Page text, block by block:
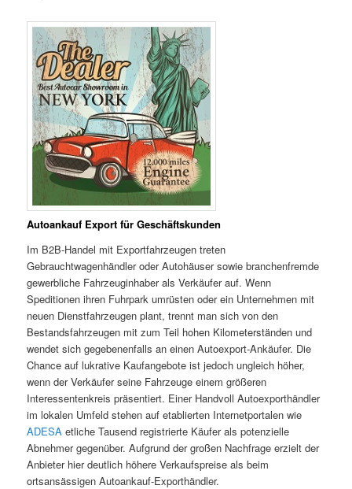
Autoankauf Export für Geschäftskunden
Im B2B-Handel mit Exportfahrzeugen treten
Gebrauchtwagenhändler oder Autohäuser sowie branchenfremde
gewerbliche Fahrzeuginhaber als Verkäufer auf. Wenn
Speditionen ihren Fuhrpark umrüsten oder ein Unternehmen mit
neuen Dienstfahrzeugen plant, trennt man sich von den
Bestandsfahrzeugen mit zum Teil hohen Kilometerständen und
wendet sich gegebenenfalls an einen Autoexport-Ankäufer. Die
Chance auf lukrative Kaufangebote ist jedoch ungleich höher,
wenn der Verkäufer seine Fahrzeuge einem größeren
Interessentenkreis präsentiert. Einer Handvoll Autoexporthändler
im lokalen Umfeld stehen auf etablierten Internetportalen wie
ADESA etliche Tausend registrierte Käufer als potenzielle
Abnehmer gegenüber. Aufgrund der großen Nachfrage erzielt der
Anbieter hier deutlich höhere Verkaufspreise als beim
ortsansässigen Autoankauf-Exporthändler.